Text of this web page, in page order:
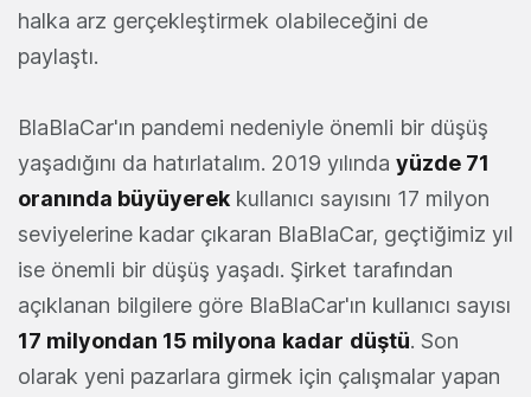
halka arz gerçekleştirmek olabileceğini de
paylaştı.
BlaBlaCar'ın pandemi nedeniyle önemli bir düşüş
yaşadığını da hatırlatalım. 2019 yılında yüzde 71
oranında büyüyerek kullanıcı sayısını 17 milyon
seviyelerine kadar çıkaran BlaBlaCar, geçtiğimiz yıl
ise önemli bir düşüş yaşadı. Şirket tarafından
açıklanan bilgilere göre BlaBlaCar'ın kullanıcı sayısı
17 milyondan 15 milyona kadar düştü. Son
olarak yeni pazarlara girmek için çalışmalar yapan